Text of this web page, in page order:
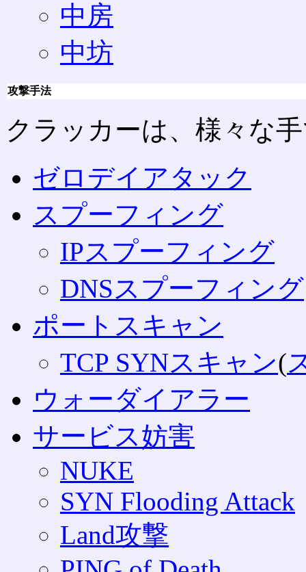
中房
中坊
攻撃手法
クラッカーは、様々な
ゼロデイアタック
スプーフィング
IPスプーフィング
DNSスプーフィング
ポートスキャン
TCP SYNスキャン(
ウォーダイアラー
サービス妨害
NUKE
SYN Flooding Attack
Land攻撃